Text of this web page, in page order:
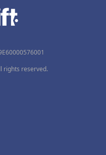
rights reserved.